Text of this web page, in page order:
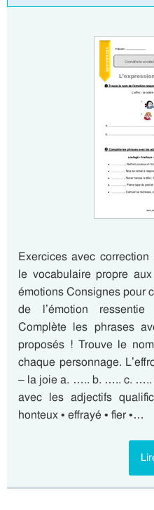
Exercices avec
le vocabulaire propre
émotions Consignes pour
de l’émotion
Complète les phrases
proposés ! Trouve le
chaque personnage.
– la joie a. ….. b. ….. c. …..
avec les adjectifs
honteux • effrayé • fier •…